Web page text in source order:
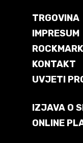
TRGOVINA
IMPRESUM
ROCKMARK
KONTAKT
UVJETI
IZJAVA O
ONLINE